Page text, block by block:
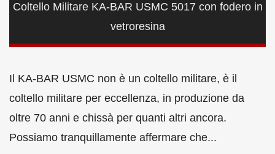
Coltello Militare KA-BAR USMC 5017 con fodero in
vetroresina
Il KA-BAR USMC non è un coltello militare, è il
coltello militare per eccellenza, in produzione da
oltre 70 anni e chissà per quanti altri ancora.
Possiamo tranquillamente affermare che...